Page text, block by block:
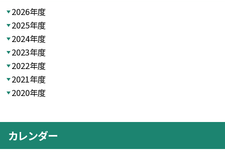
2026年度
2025年度
2024年度
2023年度
2022年度
2021年度
2020年度
カレンダー